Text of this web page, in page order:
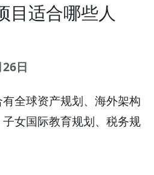
目适合哪些人
日
全球资产规划、海外架构
女国际教育规划、税务规